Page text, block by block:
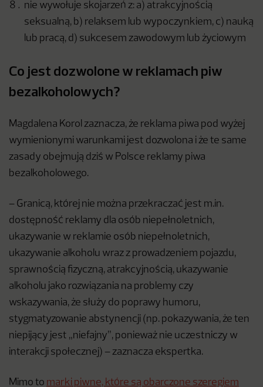
nie wywołuje skojarzeń z: a) atrakcyjnością
seksualną, b) relaksem lub wypoczynkiem, c) nauką
lub pracą, d) sukcesem zawodowym lub życiowym
Co jest dozwolone w reklamach piw
bezalkoholowych?
Magdalena Korol zaznacza, że reklama piwa pod wyżej
wymienionymi warunkami jest dozwolona i że te same
zasady obejmują dziś w Polsce reklamy piwa
bezalkoholowego.
– Granicą, której nie można przekraczać jest m.in.
dostępność reklamy dla osób niepełnoletnich,
ukazywanie w reklamie osób niepełnoletnich,
ukazywanie alkoholu wraz z prowadzeniem pojazdu,
sprawnością fizyczną, atrakcyjnością, ukazywanie
alkoholu jako rozwiązania na problemy czy
wskazywania, że służy do poprawy humoru,
stygmatyzowanie abstynencji (np. pokazywania, że ten
niepijący jest „niefajny”, ponieważ nie uczestniczy w
interakcji społecznej) – zaznacza ekspertka.
Mimo to marki piwne, które są obarczone szeregiem